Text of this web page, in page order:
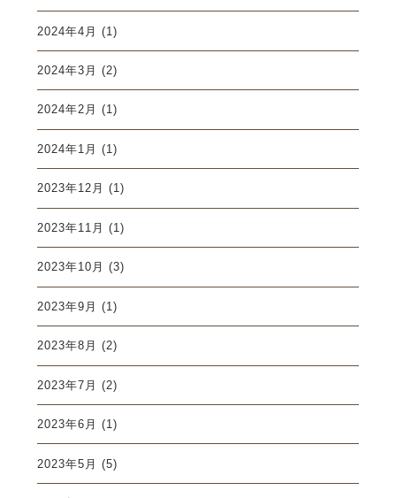
2024年4月 (1)
2024年3月 (2)
2024年2月 (1)
2024年1月 (1)
2023年12月 (1)
2023年11月 (1)
2023年10月 (3)
2023年9月 (1)
2023年8月 (2)
2023年7月 (2)
2023年6月 (1)
2023年5月 (5)